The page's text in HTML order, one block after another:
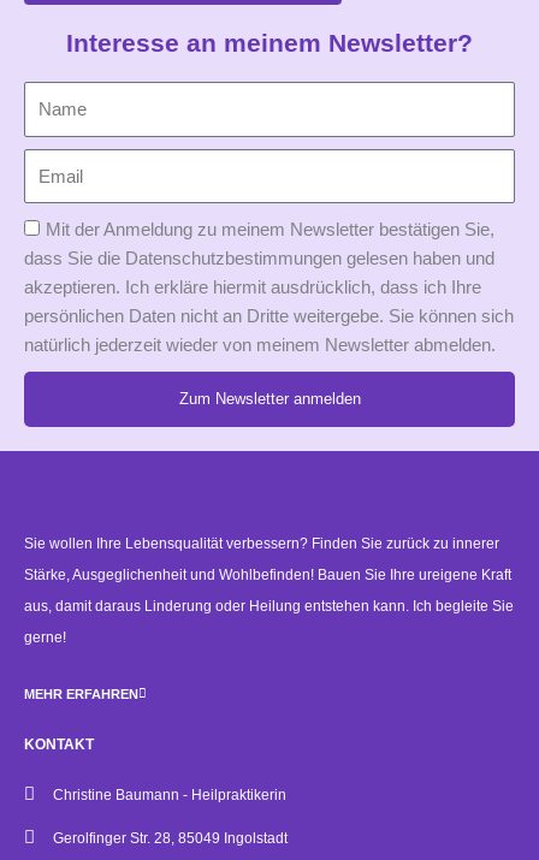
Interesse an meinem Newsletter?
Mit der Anmeldung zu meinem Newsletter bestätigen Sie,
dass Sie die Datenschutzbestimmungen gelesen haben und
akzeptieren. Ich erkläre hiermit ausdrücklich, dass ich Ihre
persönlichen Daten nicht an Dritte weitergebe. Sie können sich
natürlich jederzeit wieder von meinem Newsletter abmelden.
Zum Newsletter anmelden
Sie wollen Ihre Lebensqualität verbessern? Finden Sie zurück zu innerer
Stärke, Ausgeglichenheit und Wohlbefinden! Bauen Sie Ihre ureigene Kraft
aus, damit daraus Linderung oder Heilung entstehen kann. Ich begleite Sie
gerne!
MEHR ERFAHREN
KONTAKT
Christine Baumann - Heilpraktikerin
Gerolfinger Str. 28, 85049 Ingolstadt